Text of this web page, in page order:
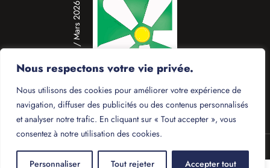
Nous respectons votre vie privée.
Nous utilisons des cookies pour améliorer votre expérience de
navigation, diffuser des publicités ou des contenus personnalisés
et analyser notre trafic. En cliquant sur « Tout accepter », vous
consentez à notre utilisation des cookies.
Personnaliser Tout rejeter Accepter tout
N°19 / Mars 2026